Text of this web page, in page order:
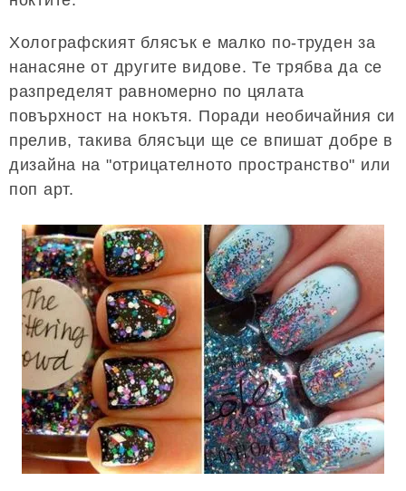
Холографският блясък е малко по-труден за
нанасяне от другите видове. Те трябва да се
разпределят равномерно по цялата
повърхност на нокътя. Поради необичайния си
прелив, такива блясъци ще се впишат добре в
дизайна на "отрицателното пространство" или
поп арт.